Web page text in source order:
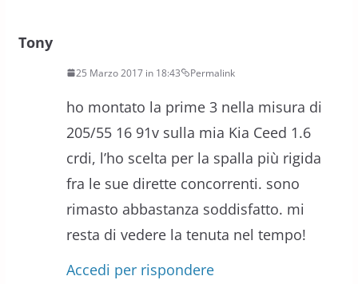
Tony
25 Marzo 2017 in 18:43 Permalink
ho montato la prime 3 nella misura di
205/55 16 91v sulla mia Kia Ceed 1.6
crdi, l’ho scelta per la spalla più rigida
fra le sue dirette concorrenti. sono
rimasto abbastanza soddisfatto. mi
resta di vedere la tenuta nel tempo!
Accedi per rispondere